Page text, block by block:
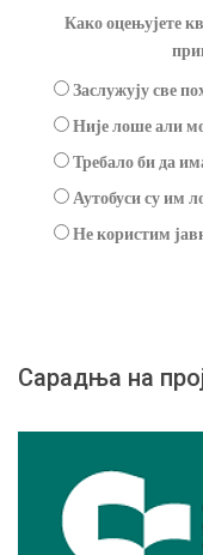
Како оцењујете
Заслужују све
Није лоше али
Требало би да
Аутобуси су им
Не користим
Сарадња на